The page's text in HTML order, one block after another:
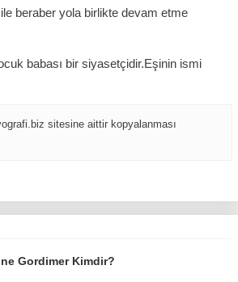
beraber yola birlikte devam etme
babası bir siyasetçidir.Eşinin ismi
sitesine aittir kopyalanması
Gordimer Kimdir?